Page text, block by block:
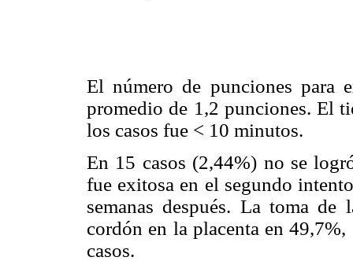
El número de punciones para
promedio de 1,2 punciones. El
los casos fue < 10 minutos.
En 15 casos (2,44%) no se
fue exitosa en el segundo
semanas después. La toma
cordón en la placenta en
casos.